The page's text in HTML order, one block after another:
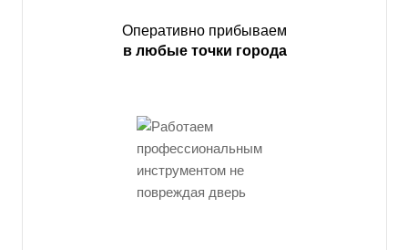
Оперативно прибываем
в любые точки города